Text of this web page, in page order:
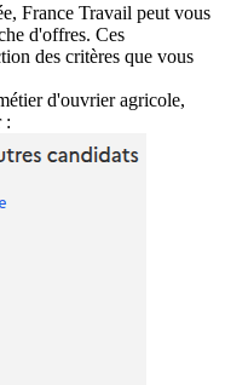
France Travail peut vous
d'offres. Ces
des critères que vous
d'ouvrier agricole,
: